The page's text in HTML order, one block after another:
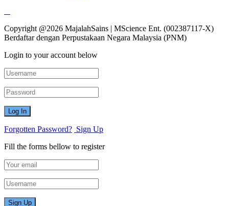
Copyright @2026 MajalahSains | MScience Ent. (002387117-X)
Berdaftar dengan Perpustakaan Negara Malaysia (PNM)
Login to your account below
Forgotten Password? Sign Up
Fill the forms bellow to register